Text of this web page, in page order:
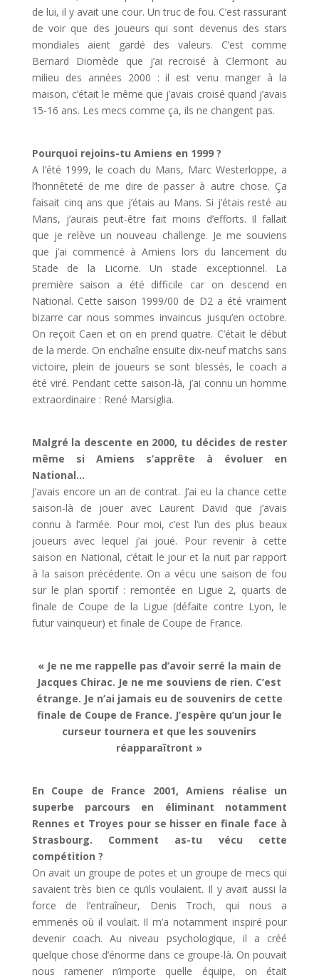
de lui, il y avait une cour. Un truc de fou. C’est rassurant
de voir que des joueurs qui sont devenus des stars
mondiales aient gardé des valeurs. C’est comme
Bernard Diomède que j’ai recroisé à Clermont au
milieu des années 2000 : il est venu manger à la
maison, c’était le même que j’avais croisé quand j’avais
15-16 ans. Les mecs comme ça, ils ne changent pas.
Pourquoi rejoins-tu Amiens en 1999 ?
A l’été 1999, le coach du Mans, Marc Westerloppe, a
l’honnêteté de me dire de passer à autre chose. Ça
faisait cinq ans que j’étais au Mans. Si j’étais resté au
Mans, j’aurais peut-être fait moins d’efforts. Il fallait
que je relève un nouveau challenge. Je me souviens
que j’ai commencé à Amiens lors du lancement du
Stade de la Licorne. Un stade exceptionnel. La
première saison a été difficile car on descend en
National. Cette saison 1999/00 de D2 a été vraiment
bizarre car nous sommes invaincus jusqu’en octobre.
On reçoit Caen et on en prend quatre. C’était le début
de la merde. On enchaîne ensuite dix-neuf matchs sans
victoire, plein de joueurs se sont blessés, le coach a
été viré. Pendant cette saison-là, j’ai connu un homme
extraordinaire : René Marsiglia.
Malgré la descente en 2000, tu décides de rester
même si Amiens s’apprête à évoluer en
National…
J’avais encore un an de contrat. J’ai eu la chance cette
saison-là de jouer avec Laurent David que j’avais
connu à l’armée. Pour moi, c’est l’un des plus beaux
joueurs avec lequel j’ai joué. Pour revenir à cette
saison en National, c’était le jour et la nuit par rapport
à la saison précédente. On a vécu une saison de fou
sur le plan sportif : remontée en Ligue 2, quarts de
finale de Coupe de la Ligue (défaite contre Lyon, le
futur vainqueur) et finale de Coupe de France.
« Je ne me rappelle pas d’avoir serré la main de
Jacques Chirac. Je ne me souviens de rien. C’est
étrange. Je n’ai jamais eu de souvenirs de cette
finale de Coupe de France. J’espère qu’un jour le
curseur tournera et que les souvenirs
réapparaîtront »
En Coupe de France 2001, Amiens réalise un
superbe parcours en éliminant notamment
Rennes et Troyes pour se hisser en finale face à
Strasbourg. Comment as-tu vécu cette
compétition ?
On avait un groupe de potes et un groupe de mecs qui
savaient très bien ce qu’ils voulaient. Il y avait aussi la
force de l’entraîneur, Denis Troch, qui nous a
emmenés où il voulait. Il m’a notamment inspiré pour
devenir coach. Au niveau psychologique, il a créé
quelque chose d’énorme dans ce groupe-là. On pouvait
nous ramener n’importe quelle équipe, on était